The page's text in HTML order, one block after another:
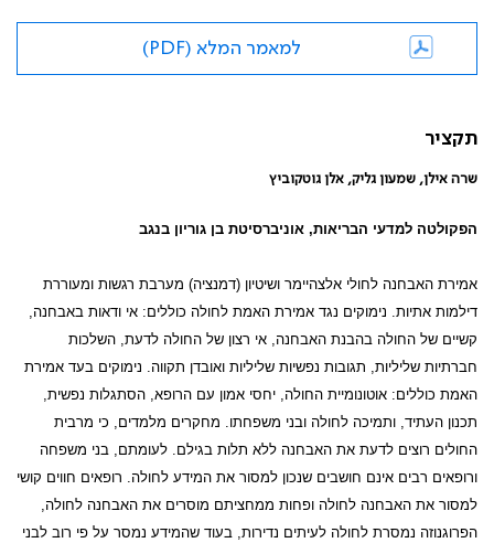
למאמר המלא (PDF)
תקציר
שרה אילן, שמעון גליק, אלן גוטקוביץ
הפקולטה למדעי הבריאות, אוניברסיטת בן גוריון בנגב
אמירת האבחנה לחולי אלצהיימר ושיטיון (דמנציה) מערבת רגשות ומעוררת
דילמות אתיות. נימוקים נגד אמירת האמת לחולה כוללים: אי ודאות באבחנה,
קשיים של החולה בהבנת האבחנה, אי רצון של החולה לדעת, השלכות
חברתיות שליליות, תגובות נפשיות שליליות ואובדן תקווה. נימוקים בעד אמירת
האמת כוללים: אוטונומיית החולה, יחסי אמון עם הרופא, הסתגלות נפשית,
תכנון העתיד, ותמיכה לחולה ובני משפחתו. מחקרים מלמדים, כי מרבית
החולים רוצים לדעת את האבחנה ללא תלות בגילם. לעומתם, בני משפחה
ורופאים רבים אינם חושבים שנכון למסור את המידע לחולה. רופאים חווים קושי
למסור את האבחנה לחולה ופחות ממחציתם מוסרים את האבחנה לחולה,
הפרוגנוזה נמסרת לחולה לעיתים נדירות, בעוד שהמידע נמסר על פי רוב לבני